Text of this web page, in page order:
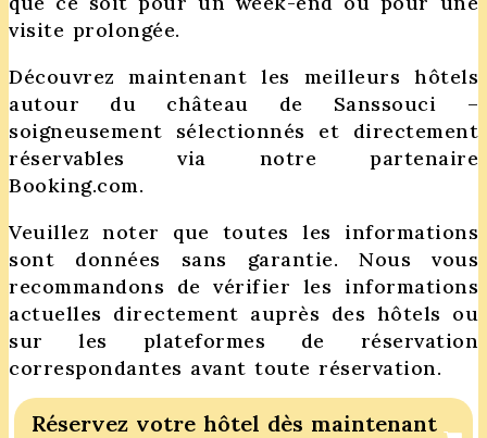
visite prolongée.
Découvrez maintenant les meilleurs hôtels
autour du château de Sanssouci –
soigneusement sélectionnés et directement
réservables via notre partenaire
Booking.com.
Veuillez noter que toutes les informations
sont données sans garantie. Nous vous
recommandons de vérifier les informations
actuelles directement auprès des hôtels ou
sur les plateformes de réservation
correspondantes avant toute réservation.
Réservez votre hôtel dès maintenant